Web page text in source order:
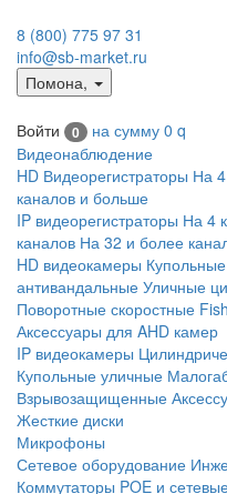
8 (800) 775 97 31
info@sb-market.ru
Помона,
Войти 0 на сумму 0 q
Видеонаблюдение
HD Видеорегистраторы На
каналов и больше
IP видеорегистраторы На 4
каналов На 32 и более
HD видеокамеры
антивандальные Уличные
Поворотные скоростные
Аксессуары для AHD камер
IP видеокамеры
Купольные уличные
Взрывозащищенные
Жесткие диски
Микрофоны
Сетевое оборудование
Коммутаторы POE и